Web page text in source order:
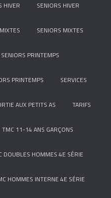
HIVER SENIORS HIVER
SENIORS MIXTES
SENIORS PRINTEMPS
PRINTEMPS SERVICES
AUX PETITS AS TARIFS
TMC 11-14 ANS GARÇONS
DOUBLES HOMMES 4E SÉRIE
HOMMES INTERNE 4E SÉRIE